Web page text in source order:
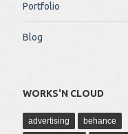
Portfolio
Blog
WORKS'N CLOUD
advertising
behance